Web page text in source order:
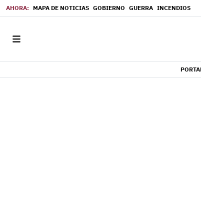
MAPA DE NOTICIAS GOBIERNO GUERRA INCENDIOS